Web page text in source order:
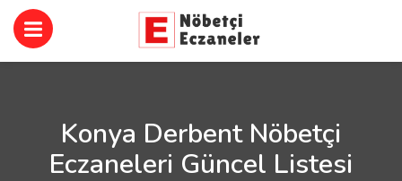
Konya Derbent Nöbetçi
Eczaneleri Güncel Listesi